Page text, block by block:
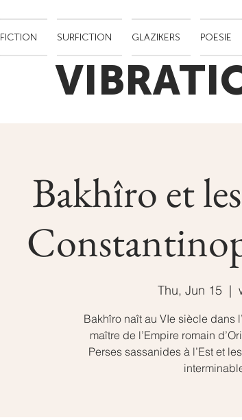
FICTION SURFICTION GLAZIKERS POESIE
Bakhîro et
Thu, Jun 15
  |
Bakhîro naît au VIe siècle dans
maître de l’Empire romain
Perses sassanides à l’Est et